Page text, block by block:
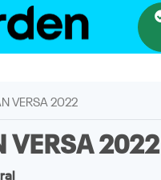
VERSA 2022
VERSA 2022